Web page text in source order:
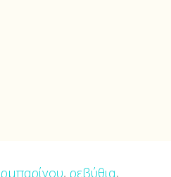
, ρεβύθια,